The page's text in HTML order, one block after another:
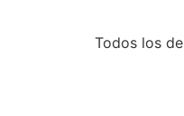
Todos los